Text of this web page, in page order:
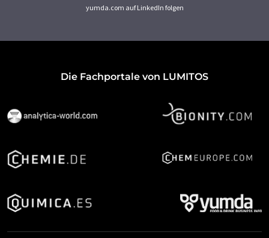
yumda.com auf LinkedIn folgen
Die Fachportale von LUMITOS